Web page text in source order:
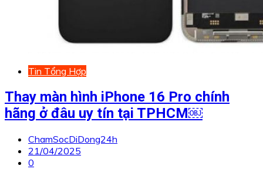
Tin Tổng Hợp
Thay màn hình iPhone 16 Pro chính
hãng ở đâu uy tín tại TPHCM￼
ChamSocDiDong24h
21/04/2025
0